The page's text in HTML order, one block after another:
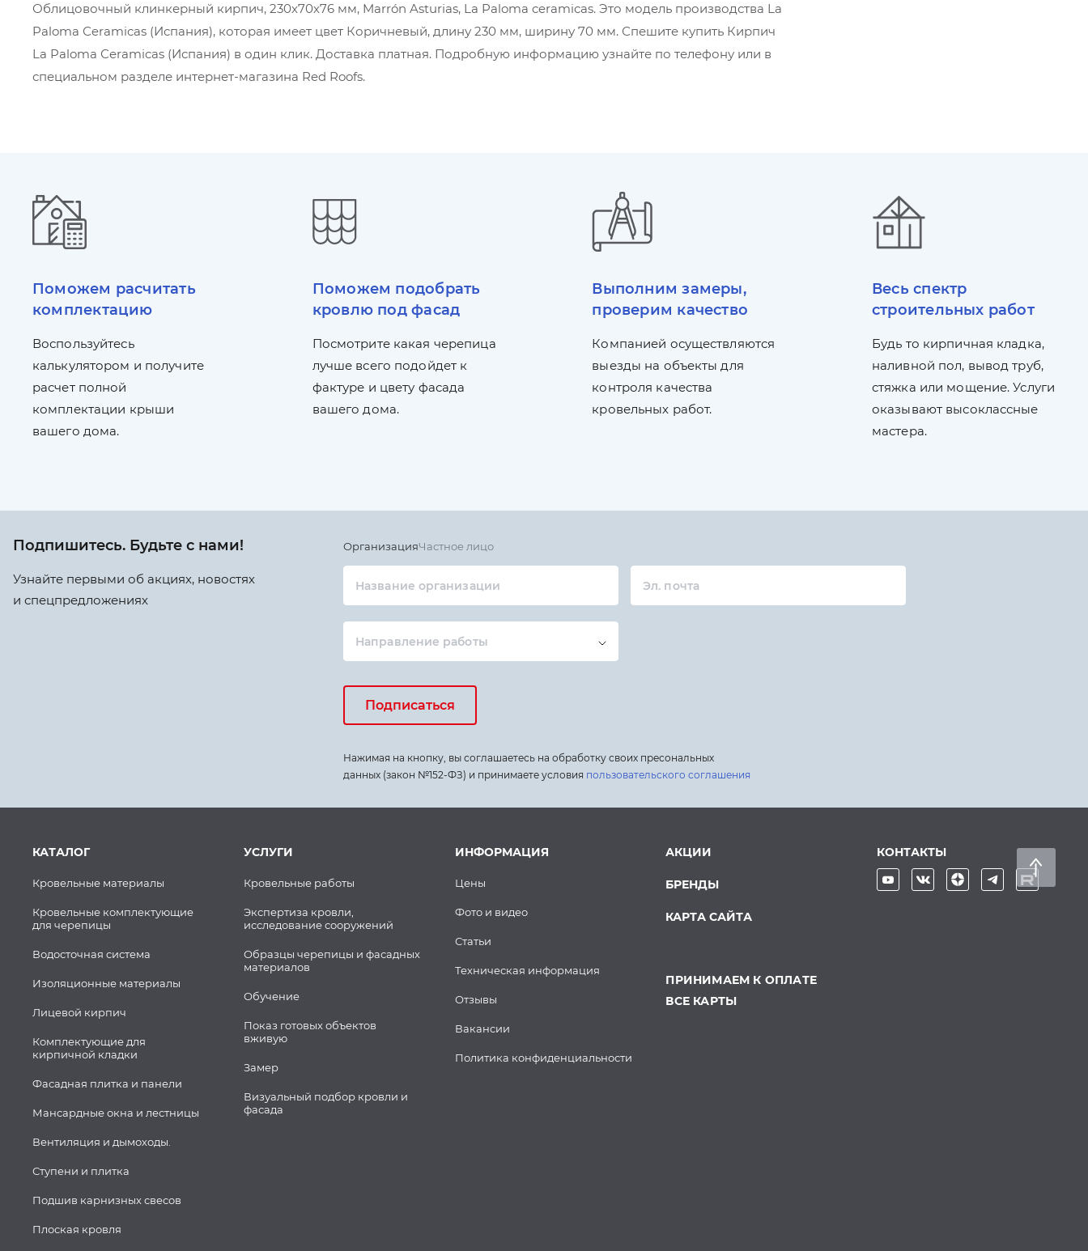
Облицовочный клинкерный кирпич, 230х70х76 мм, Marrón Asturias, La Paloma ceramicas. Это модель производства La
Paloma Сeramicas (Испания), которая имеет цвет Коричневый, длину 230 мм, ширину 70 мм. Спешите купить Кирпич
La Paloma Сeramicas (Испания) в один клик. Доставка платная. Подробную информацию узнайте по телефону или в
специальном разделе интернет-магазина Red Roofs.
Поможем расчитать
комплектацию
Воспользуйтесь
калькулятором и получите
расчет полной
комплектации крыши
вашего дома.
Поможем подобрать
кровлю под фасад
Посмотрите какая черепица
лучше всего подойдет к
фактуре и цвету фасада
вашего дома.
Выполним замеры,
проверим качество
Компанией осуществляются
выезды на объекты для
контроля качества
кровельных работ.
Весь спектр
строительных работ
Будь то кирпичная кладка,
наливной пол, вывод труб,
стяжка или мощение. Услуги
оказывают высоклассные
мастера.
Подпишитесь. Будьте с нами!
Узнайте первыми об акциях, новостях
и спецпредложениях
ОрганизацияЧастное лицо
Название организации Эл. почта
Направление работы
Подписаться
Нажимая на кнопку, вы соглашаетесь на обработку своих пресональных
данных (закон №152-ФЗ) и принимаете условия пользовательского соглашения
КАТАЛОГ
Кровельные материалы
Кровельные комплектующие
для черепицы
Водосточная система
Изоляционные материалы
Лицевой кирпич
Комплектующие для
кирпичной кладки
Фасадная плитка и панели
Мансардные окна и лестницы
Вентиляция и дымоходы.
Ступени и плитка
Подшив карнизных свесов
Плоская кровля
УСЛУГИ
Кровельные работы
Экспертиза кровли,
исследование сооружений
Образцы черепицы и фасадных
материалов
Обучение
Показ готовых объектов
вживую
Замер
Визуальный подбор кровли и
фасада
ИНФОРМАЦИЯ
Цены
Фото и видео
Статьи
Техническая информация
Отзывы
Вакансии
Политика конфиденциальности
АКЦИИ
БРЕНДЫ
КАРТА САЙТА
ПРИНИМАЕМ К ОПЛАТЕ
ВСЕ КАРТЫ
КОНТАКТЫ